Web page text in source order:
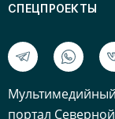
СПЕЦПРОЕКТЫ
портал